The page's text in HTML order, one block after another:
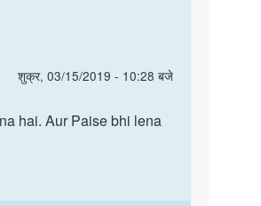
शुक्र, 03/15/2019 - 10:28 बजे
hai. Aur Paise bhi lena